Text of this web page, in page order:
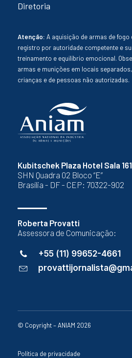
Kubitschek Plaza Hotel Sala 161
SHN Quadra 02 Bloco “E”
Brasília - DF - CEP: 70322-902
Roberta Provatti
Assessora de Comunicação:
+55 (11) 99652-4661
Diretoria
Atenção: A aquisição de armas de fogo
registro por autoridade competente e
treinamento e equilíbrio emocional.
armas e munições em locais
crianças e de pessoas não autorizadas.
© Copyright – ANIAM 2026
Política de privacidade